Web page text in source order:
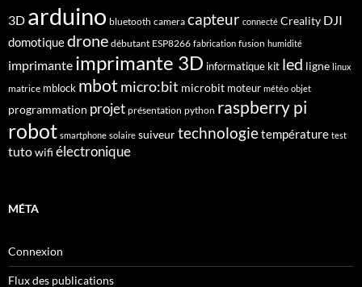
3D arduino bluetooth camera capteur connecté Creality DJI
domotiquedrone débutant ESP8266 fabrication fusion humidité
imprimante imprimante 3D informatique kit led ligne linux
matrice mblock mbot micro:bit microbit moteur météo objet
programmation projet présentation python raspberry pi
robot smartphone solaire suiveurtechnologietempérature test
tutowifi électronique
MÉTA
Connexion
Flux des publications